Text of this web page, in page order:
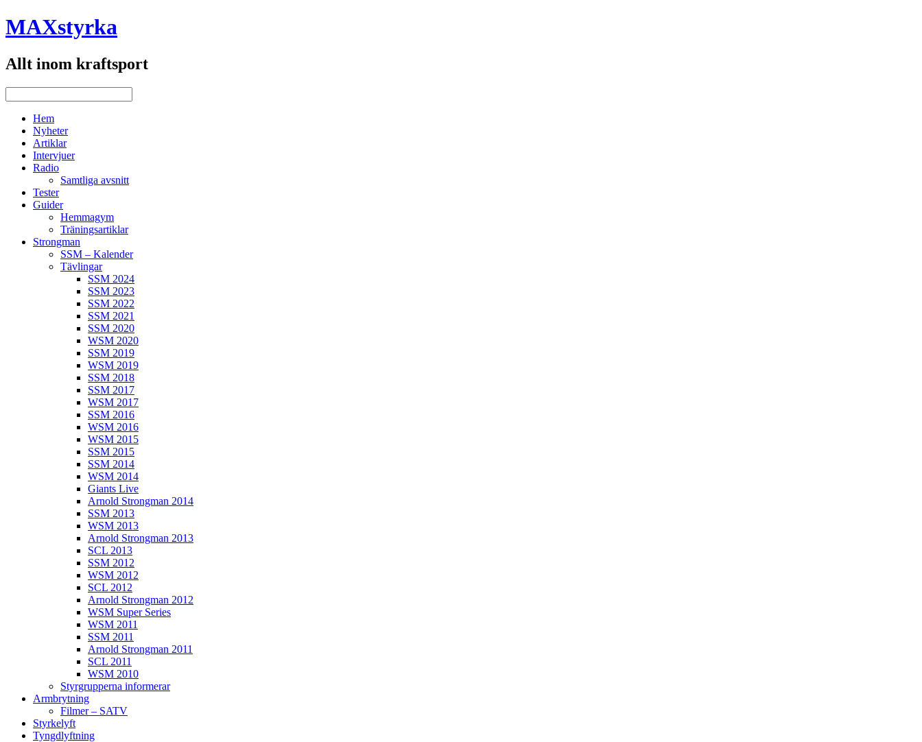
MAXstyrka
Allt inom kraftsport
Hem
Nyheter
Artiklar
Intervjuer
Radio
Samtliga avsnitt
Tester
Guider
Hemmagym
Träningsartiklar
Strongman
SSM – Kalender
Tävlingar
SSM 2024
SSM 2023
SSM 2022
SSM 2021
SSM 2020
WSM 2020
SSM 2019
WSM 2019
SSM 2018
SSM 2017
WSM 2017
SSM 2016
WSM 2016
WSM 2015
SSM 2015
SSM 2014
WSM 2014
Giants Live
Arnold Strongman 2014
SSM 2013
WSM 2013
Arnold Strongman 2013
SCL 2013
SSM 2012
WSM 2012
SCL 2012
Arnold Strongman 2012
WSM Super Series
WSM 2011
SSM 2011
Arnold Strongman 2011
SCL 2011
WSM 2010
Styrgrupperna informerar
Armbrytning
Filmer – SATV
Styrkelyft
Tyngdlyftning